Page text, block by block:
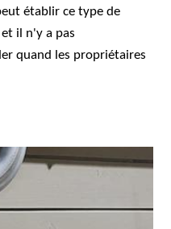
établir ce type de
il n'y a pas
quand les propriétaires